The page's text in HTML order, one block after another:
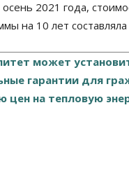
2021 года,
на 10 лет